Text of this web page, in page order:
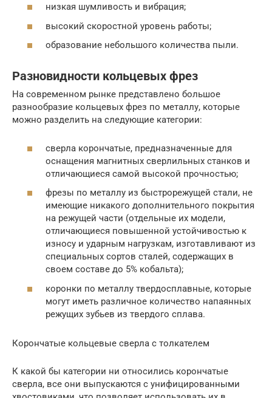
низкая шумливость и вибрация;
высокий скоростной уровень работы;
образование небольшого количества пыли.
Разновидности кольцевых фрез
На современном рынке представлено большое
разнообразие кольцевых фрез по металлу, которые
можно разделить на следующие категории:
сверла корончатые, предназначенные для
оснащения магнитных сверлильных станков и
отличающиеся самой высокой прочностью;
фрезы по металлу из быстрорежущей стали, не
имеющие никакого дополнительного покрытия
на режущей части (отдельные их модели,
отличающиеся повышенной устойчивостью к
износу и ударным нагрузкам, изготавливают из
специальных сортов сталей, содержащих в
своем составе до 5% кобальта);
коронки по металлу твердосплавные, которые
могут иметь различное количество напаянных
режущих зубьев из твердого сплава.
Корончатые кольцевые сверла с толкателем
К какой бы категории ни относились корончатые
сверла, все они выпускаются с унифицированными